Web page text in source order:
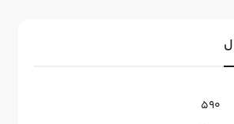
590